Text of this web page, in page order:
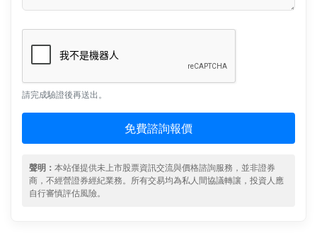
請完成驗證後再送出。
免費諮詢報價
聲明： 本站僅提供未上市股票資訊交流與價格諮詢服務，並非證券
商，不經營證券經紀業務。所有交易均為私人間協議轉讓，投資人應
自行審慎評估風險。